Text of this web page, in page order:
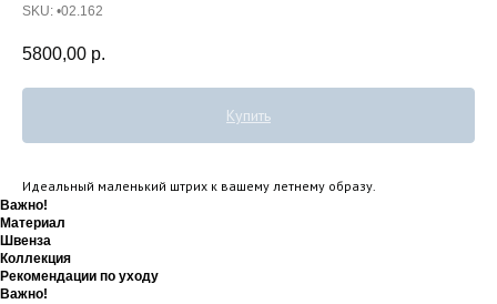
SKU: •02.162
5800,00 р.
Купить
Идеальный маленький штрих к вашему летнему образу.
Важно!
Материал
Швенза
Коллекция
Рекомендации по уходу
Важно!